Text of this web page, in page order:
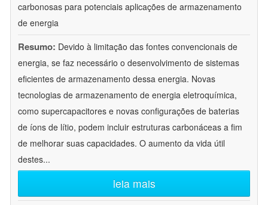
carbonosas para potenciais aplicações de armazenamento
de energia
Resumo: Devido à limitação das fontes convencionais de
energia, se faz necessário o desenvolvimento de sistemas
eficientes de armazenamento dessa energia. Novas
tecnologias de armazenamento de energia eletroquímica,
como supercapacitores e novas configurações de baterias
de íons de lítio, podem incluir estruturas carbonáceas a fim
de melhorar suas capacidades. O aumento da vida útil
destes...
leia mais